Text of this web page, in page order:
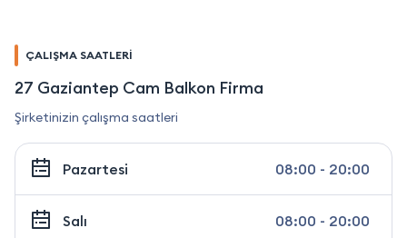
ÇALIŞMA SAATLERİ
27 Gaziantep Cam Balkon Firma
Şirketinizin çalışma saatleri
Pazartesi 08:00 - 20:00
Salı 08:00 - 20:00